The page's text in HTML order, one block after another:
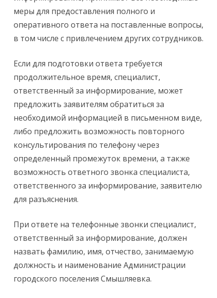
меры для предоставления полного и
оперативного ответа на поставленные вопросы,
в том числе с привлечением других сотрудников.
Если для подготовки ответа требуется
продолжительное время, специалист,
ответственный за информирование, может
предложить заявителям обратиться за
необходимой информацией в письменном виде,
либо предложить возможность повторного
консультирования по телефону через
определенный промежуток времени, а также
возможность ответного звонка специалиста,
ответственного за информирование, заявителю
для разъяснения.
При ответе на телефонные звонки специалист,
ответственный за информирование, должен
назвать фамилию, имя, отчество, занимаемую
должность и наименование Администрации
городского поселения Смышляевка.